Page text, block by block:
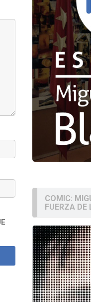
COMIC:
FUERZA DE